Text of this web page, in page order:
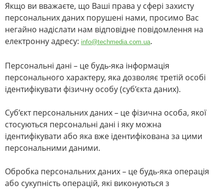
Якщо ви вважаєте, що Ваші права у сфері захисту
персональних даних порушені нами, просимо Вас
негайно надіслати нам відповідне повідомлення на
електронну адресу: info@techmedia.com.ua.
Персональні дані – це будь-яка інформація
персонального характеру, яка дозволяє третій особі
ідентифікувати фізичну особу (суб’єкта даних).
Суб’єкт персональних даних – це фізична особа, якої
стосуються персональні дані і яку можна
ідентифікувати або яка вже ідентифікована за цими
персональними даними.
Обробка персональних даних – це будь-яка операція
або сукупність операцій, які виконуються з